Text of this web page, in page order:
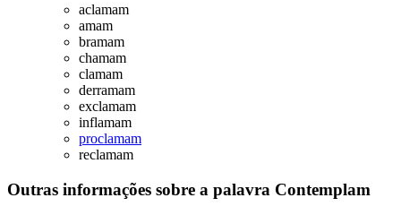
aclamam
amam
bramam
chamam
clamam
derramam
exclamam
inflamam
proclamam
reclamam
Outras informações sobre a palavra Contemplam